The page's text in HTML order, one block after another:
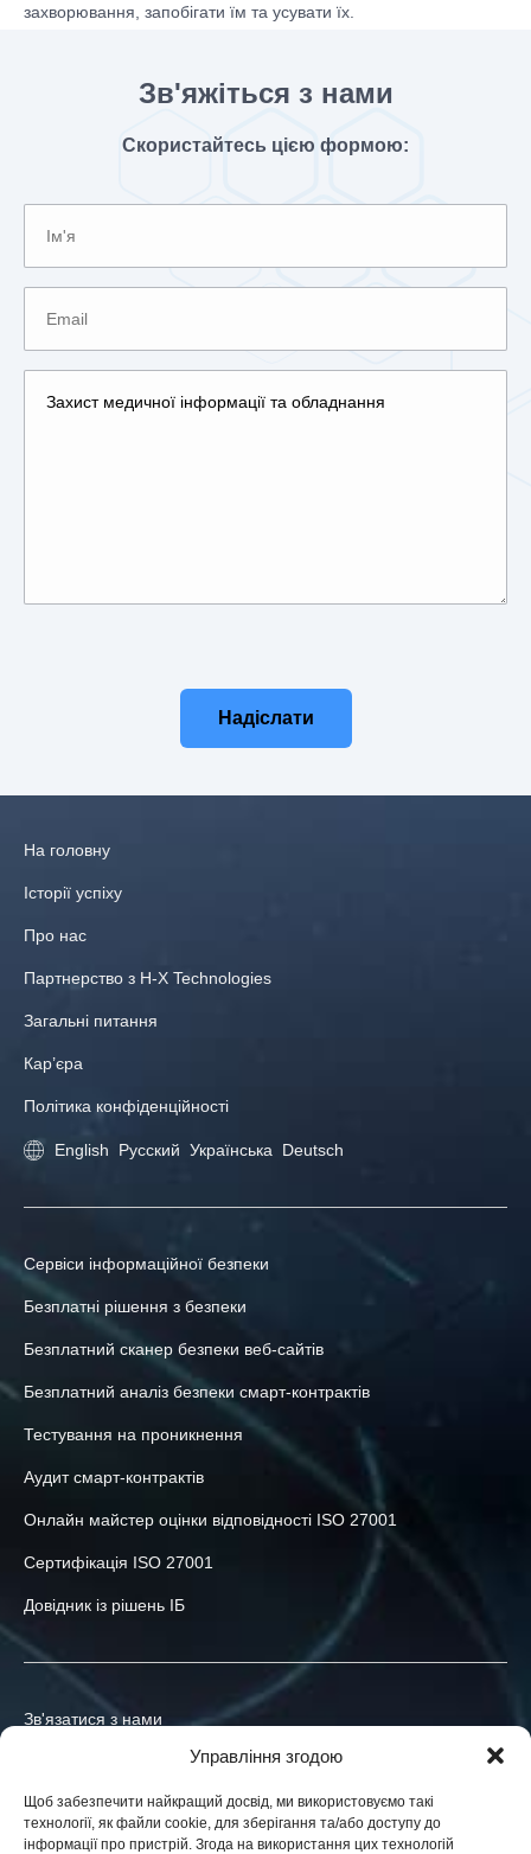
Управління згодою
Щоб забезпечити найкращий досвід, ми використовуємо такі
технології, як файли cookie, для зберігання та/або доступу до
інформації про пристрій. Згода на використання цих технологій
захворювання, запобігати їм та усувати їх.
Зв'яжіться з нами
Скористайтесь цією формою:
Надіслати
На головну
Історії успіху
Про нас
Партнерство з H-X Technologies
Загальні питання
Кар’єра
Політика конфіденційності
English Русский Українська Deutsch
Сервіси інформаційної безпеки
Безплатні рішення з безпеки
Безплатний сканер безпеки веб-сайтів
Безплатний аналіз безпеки смарт-контрактів
Тестування на проникнення
Аудит смарт-контрактів
Онлайн майстер оцінки відповідності ISO 27001
Сертифікація ISO 27001
Довідник із рішень ІБ
Зв'язатися з нами
info@h-x.technology